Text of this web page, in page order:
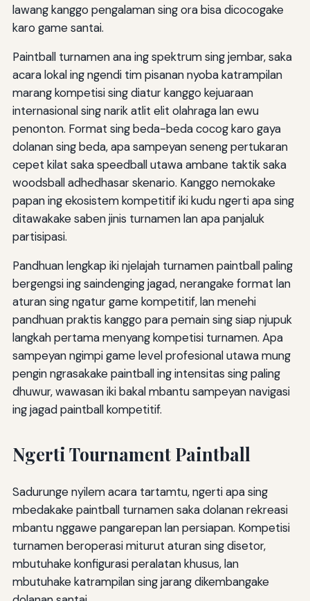
lawang kanggo pengalaman sing ora bisa dicocogake
karo game santai.
Paintball turnamen ana ing spektrum sing jembar, saka
acara lokal ing ngendi tim pisanan nyoba katrampilan
marang kompetisi sing diatur kanggo kejuaraan
internasional sing narik atlit elit olahraga lan ewu
penonton. Format sing beda-beda cocog karo gaya
dolanan sing beda, apa sampeyan seneng pertukaran
cepet kilat saka speedball utawa ambane taktik saka
woodsball adhedhasar skenario. Kanggo nemokake
papan ing ekosistem kompetitif iki kudu ngerti apa sing
ditawakake saben jinis turnamen lan apa panjaluk
partisipasi.
Pandhuan lengkap iki njelajah turnamen paintball paling
bergengsi ing saindenging jagad, nerangake format lan
aturan sing ngatur game kompetitif, lan menehi
pandhuan praktis kanggo para pemain sing siap njupuk
langkah pertama menyang kompetisi turnamen. Apa
sampeyan ngimpi game level profesional utawa mung
pengin ngrasakake paintball ing intensitas sing paling
dhuwur, wawasan iki bakal mbantu sampeyan navigasi
ing jagad paintball kompetitif.
Ngerti Tournament Paintball
Sadurunge nyilem acara tartamtu, ngerti apa sing
mbedakake paintball turnamen saka dolanan rekreasi
mbantu nggawe pangarepan lan persiapan. Kompetisi
turnamen beroperasi miturut aturan sing disetor,
mbutuhake konfigurasi peralatan khusus, lan
mbutuhake katrampilan sing jarang dikembangake